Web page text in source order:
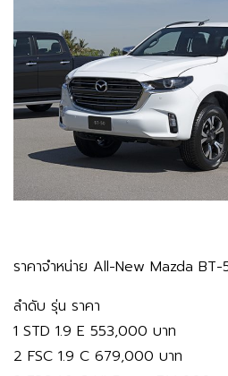
ราคาจำหน่าย All-New Mazda
ลำดับ รุ่น ราคา
1 STD 1.9 E 553,000 บาท
2 FSC 1.9 C 679,000 บาท